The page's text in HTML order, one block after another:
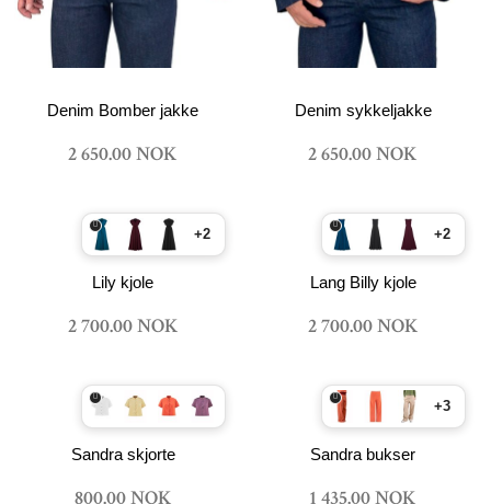
Denim Bomber jakke
2 650.00 NOK
Denim sykkeljakke
2 650.00 NOK
+2
Lily kjole
2 700.00 NOK
+2
Lang Billy kjole
2 700.00 NOK
Sandra skjorte
800.00 NOK
+3
Sandra bukser
1 435.00 NOK